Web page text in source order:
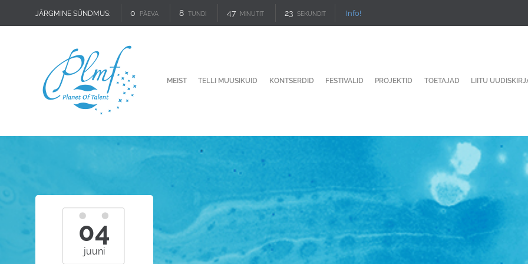
JÄRGMINE SÜNDMUS: 0 PÄEVA 8 TUNDI 47 MINUTIT 22 SEKUNDIT Info!
MEIST TELLI MUUSIKUID KONTSERDID FESTIVALID PROJEKTID TOETAJAD LIITU
04
juuni